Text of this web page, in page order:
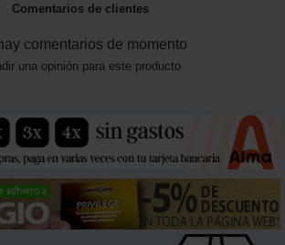
Comentarios de clientes
comentarios de momento
una opinión para este producto